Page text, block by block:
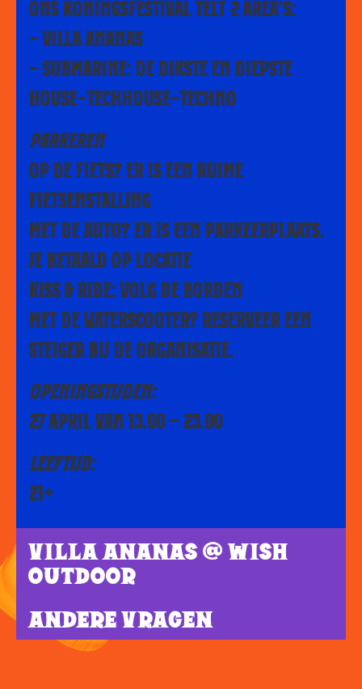
ONS KONINGSFESTIVAL TELT 2 AREA’S:
– VILLA ANANAS
– SUBMARINE: DE DIKSTE EN DIEPSTE
HOUSE-TECHHOUSE-TECHNO
PARKEREN
OP DE FIETS? ER IS EEN RUIME
FIETSENSTALLING
MET DE AUTO? ER IS EEN PARKEERPLAATS.
JE BETAALD OP LOCATIE
KISS & RIDE: VOLG DE BORDEN
MET DE WATERSCOOTER? RESERVEER EEN
STEIGER BIJ DE ORGANISATIE.
OPENINGSTIJDEN:
27 APRIL VAN 13.00 – 23.00
LEEFTIJD:
21+
VILLA ANANAS @ WISH
OUTDOOR
ANDERE VRAGEN